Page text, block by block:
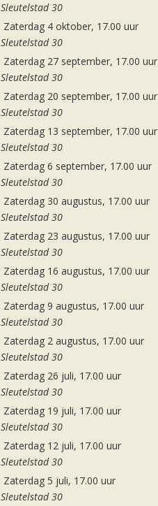
Sleutelstad 30
Zaterdag 4 oktober, 17.00 uur
Sleutelstad 30
Zaterdag 27 september, 17.00 uur
Sleutelstad 30
Zaterdag 20 september, 17.00 uur
Sleutelstad 30
Zaterdag 13 september, 17.00 uur
Sleutelstad 30
Zaterdag 6 september, 17.00 uur
Sleutelstad 30
Zaterdag 30 augustus, 17.00 uur
Sleutelstad 30
Zaterdag 23 augustus, 17.00 uur
Sleutelstad 30
Zaterdag 16 augustus, 17.00 uur
Sleutelstad 30
Zaterdag 9 augustus, 17.00 uur
Sleutelstad 30
Zaterdag 2 augustus, 17.00 uur
Sleutelstad 30
Zaterdag 26 juli, 17.00 uur
Sleutelstad 30
Zaterdag 19 juli, 17.00 uur
Sleutelstad 30
Zaterdag 12 juli, 17.00 uur
Sleutelstad 30
Zaterdag 5 juli, 17.00 uur
Sleutelstad 30